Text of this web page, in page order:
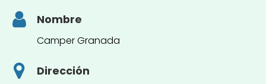
Nombre
Camper Granada
Dirección